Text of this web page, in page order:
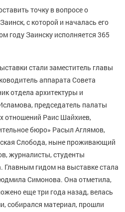
точку в вопросе о
с которой и началась его
году Заинску исполняется 365
стали заместитель главы
аппарата Совета
отдела архитектуры и
председатель палаты
отношений Раис Шайхиев,
бюро» Расыл Аглямов,
Слобода, ныне проживающий
журналисты, студенты
Главным гидом на выставке стала
Симонова. Она отметила,
еще три года назад, велась
собирался материал, прошли